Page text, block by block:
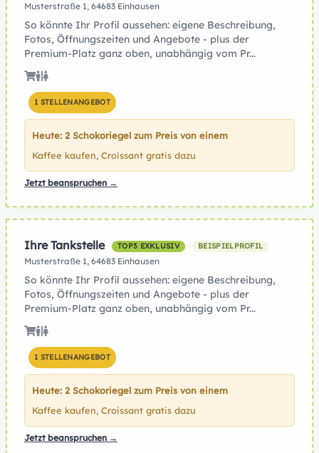
Musterstraße 1, 64683 Einhausen
So könnte Ihr Profil aussehen: eigene Beschreibung,
Fotos, Öffnungszeiten und Angebote - plus der
Premium-Platz ganz oben, unabhängig vom Pr...
1 STELLENANGEBOT
Heute: 2 Schokoriegel zum Preis von einem
Kaffee kaufen, Croissant gratis dazu
Jetzt beanspruchen →
Ihre Tankstelle TOP3 EXKLUSIV BEISPIELPROFIL
Musterstraße 1, 64683 Einhausen
So könnte Ihr Profil aussehen: eigene Beschreibung,
Fotos, Öffnungszeiten und Angebote - plus der
Premium-Platz ganz oben, unabhängig vom Pr...
1 STELLENANGEBOT
Heute: 2 Schokoriegel zum Preis von einem
Kaffee kaufen, Croissant gratis dazu
Jetzt beanspruchen →